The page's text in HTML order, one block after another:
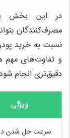
در این بخش
مصرف‌کنندگان
نسبت به خرید
و تفاوت‌های مهم
دقیق‌تری انجام
ویژگی
سرعت حل شدن